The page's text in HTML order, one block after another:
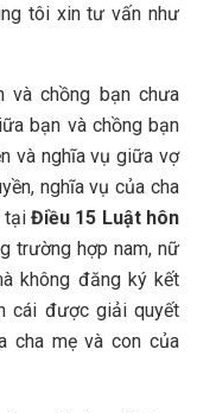
tôi xin tư vấn như
và chồng bạn chưa
bạn và chồng bạn
và nghĩa vụ giữa vợ
nghĩa vụ của cha
tạiĐiều 15 Luật hôn
trường hợp nam, nữ
không đăng ký kết
cái được giải quyết
cha mẹ và con của